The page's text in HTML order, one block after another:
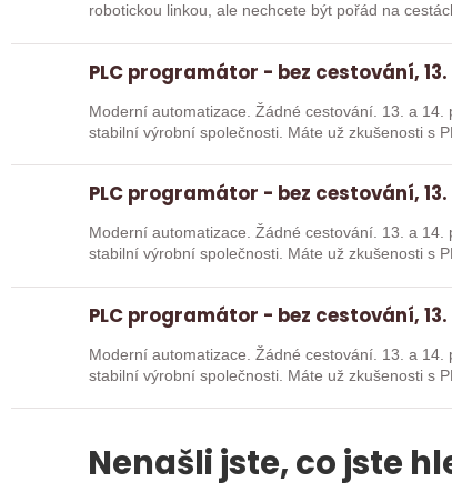
robotickou linkou, ale nechcete být pořád na cestách? Hledáme zkušené robotiky i
PLC programátor - bez cestování,
Moderní automatizace. Žádné cestování. 13. a 14. plat. Hledáme posilu k nové robotické
stabilní výrobní společnosti.
PLC programátor - bez cestování,
Moderní automatizace. Žádné cestování. 13. a 14. plat. Hledáme posilu k nové robotické
stabilní výrobní společnosti.
PLC programátor - bez cestování,
Moderní automatizace. Žádné cestování. 13. a 14. plat. Hledáme posilu k nové robotické
stabilní výrobní společnosti.
Nenašli jste, co jste